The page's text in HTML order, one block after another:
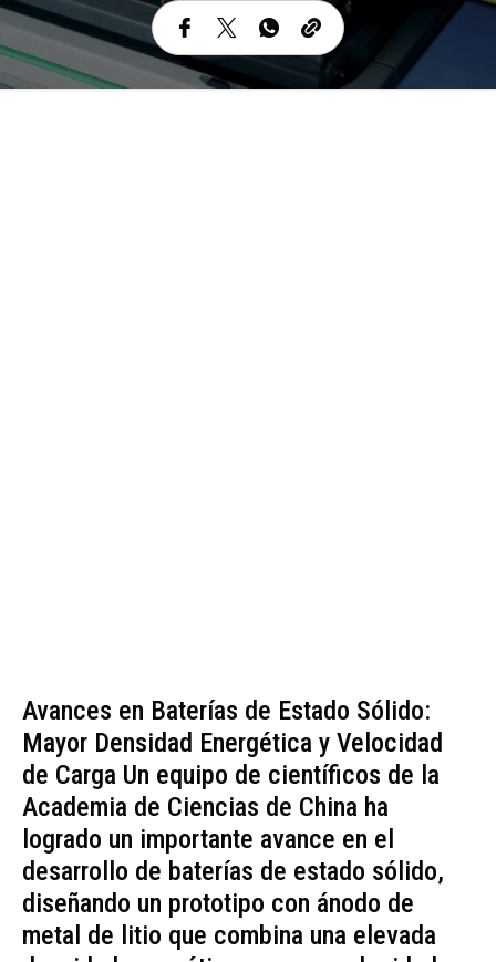
Avances en Baterías de Estado Sólido:
Mayor Densidad Energética y Velocidad
de Carga Un equipo de científicos de la
Academia de Ciencias de China ha
logrado un importante avance en el
desarrollo de baterías de estado sólido,
diseñando un prototipo con ánodo de
metal de litio que combina una elevada